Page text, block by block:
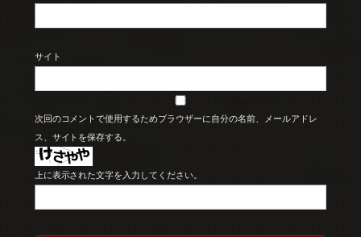
サイト
次回のコメントで使用するためブラウザーに自分の名前、メールアドレ
ス、サイトを保存する。
上に表示された文字を入力してください。